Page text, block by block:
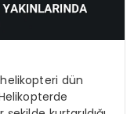
dün